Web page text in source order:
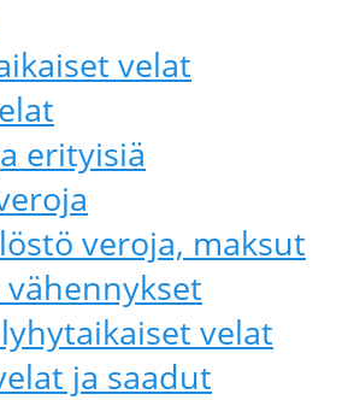
velat
erityisiä
veroja, maksut
vähennykset
velat
ja saadut